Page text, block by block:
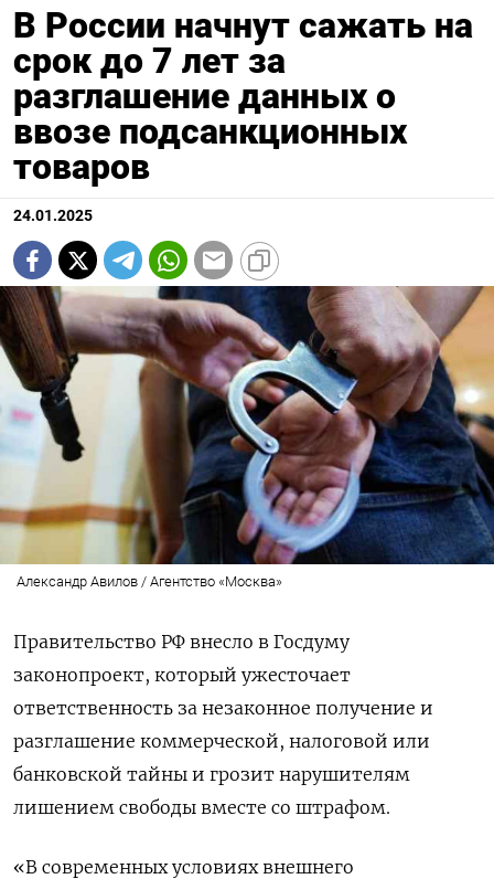
В России начнут сажать на
срок до 7 лет за
разглашение данных о
ввозе подсанкционных
товаров
24.01.2025
Александр Авилов / Агентство «Москва»
Правительство РФ внесло в Госдуму
законопроект, который ужесточает
ответственность за незаконное получение и
разглашение коммерческой, налоговой или
банковской тайны и грозит нарушителям
лишением свободы вместе со штрафом.
«В современных условиях внешнего